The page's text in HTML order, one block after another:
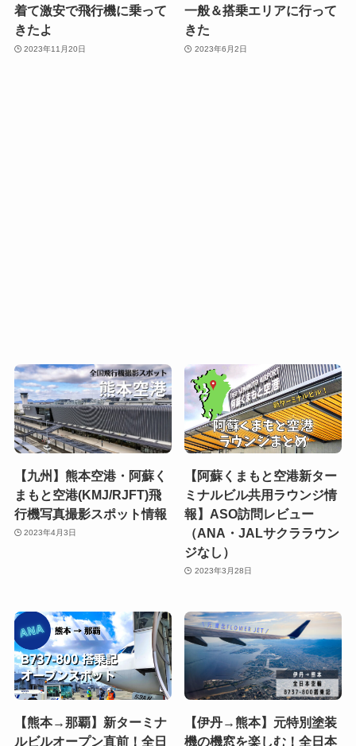
着て激安で飛行機に乗って
きたよ
2023年11月20日
一般＆搭乗エリアに行って
きた
2023年6月2日
【九州】熊本空港・阿蘇く
まもと空港(KMJ/RJFT)飛
行機写真撮影スポット情報
2023年4月3日
【阿蘇くまもと空港新ター
ミナルビル共用ラウンジ情
報】ASO訪問レビュー
（ANA・JALサクララウン
ジなし）
2023年3月28日
【熊本→那覇】新ターミナ
ルビルオープン直前！全日
【伊丹→熊本】元特別塗装
機の機窓を楽しむ！全日本